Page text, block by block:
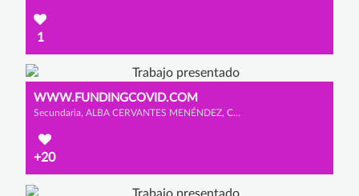
1
WWW.FUNDINGCOVID.COM
Secundaria, ALBA CERVANTES MENÉNDEZ, CLAUDIA LÓPEZ GONZÁLEZ y YARA GONZÁLEZ DE ANDRES
+20